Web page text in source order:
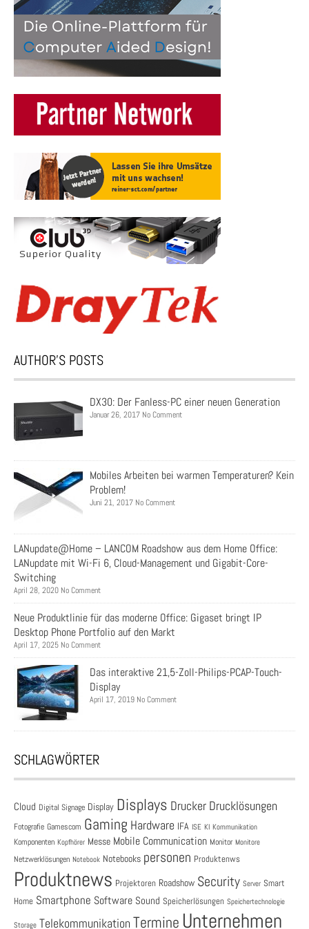
AUTHOR’S POSTS
DX30: Der Fanless-PC einer neuen Generation
Januar 26, 2017 No Comment
Mobiles Arbeiten bei warmen Temperaturen? Kein
Problem!
Juni 21, 2017 No Comment
LANupdate@Home – LANCOM Roadshow aus dem Home Office:
LANupdate mit Wi-Fi 6, Cloud-Management und Gigabit-Core-
Switching
April 28, 2020 No Comment
Neue Produktlinie für das moderne Office: Gigaset bringt IP
Desktop Phone Portfolio auf den Markt
April 17, 2025 No Comment
Das interaktive 21,5-Zoll-Philips-PCAP-Touch-
Display
April 17, 2019 No Comment
SCHLAGWÖRTER
Cloud Digital Signage Display Displays Drucker Drucklösungen
Fotografie Gamescom Gaming Hardware IFA ISE KI Kommunikation
Komponenten Kopfhörer Messe Mobile Communication Monitor Monitore
Netzwerklösungen Notebook Notebooks personen Produktenws
Produktnews Projektoren Roadshow Security Server Smart
Home Smartphone Software Sound Speicherlösungen Speichertechnologie
Storage Telekommunikation Termine Unternehmen